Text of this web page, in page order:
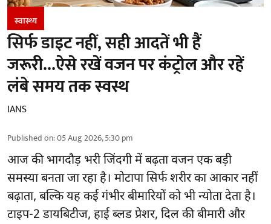
स्वास्थ्य
सिर्फ डाइट नहीं, सही आदतें भी हैं
जरूरी...ऐसे रखें वजन पर कंट्रोल और रहें
लंबे समय तक स्वस्थ
IANS
Published on:05 Aug 2026, 5:30 pm
आज की भागदौड़ भरी जिंदगी में बढ़ता वजन एक बड़ी
समस्या बनता जा रहा है। मोटापा सिर्फ शरीर का आकार नहीं
बढ़ाता, बल्कि यह कई गंभीर बीमारियों को भी न्योता देता है।
टाइप-2 डायबिटीज, हाई ब्लड प्रेशर, दिल की बीमारी और